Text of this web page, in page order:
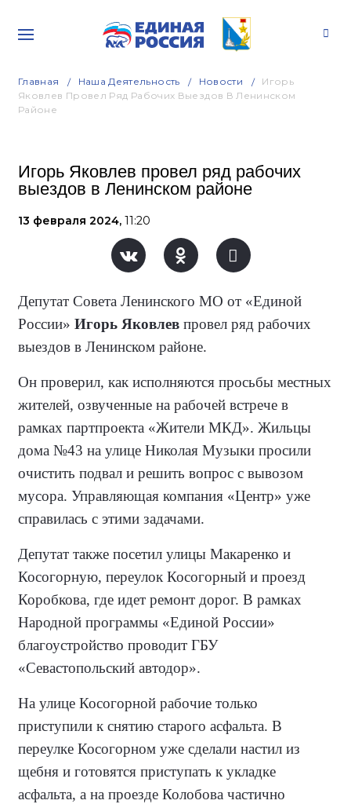
Главная Наша Деятельность Новости
Игорь
Яковлев Провел Ряд Рабочих Выездов В Ленинском
Районе
Игорь Яковлев провел ряд рабочих
выездов в Ленинском районе
13 февраля 2024, 11:20
Депутат Совета Ленинского МО от «Единой
России» Игорь Яковлев провел ряд рабочих
выездов в Ленинском районе.
Он проверил, как исполняются просьбы местных
жителей, озвученные на рабочей встрече в
рамках партпроекта «Жители МКД». Жильцы
дома №43 на улице Николая Музыки просили
очистить подвал и решить вопрос с вывозом
мусора. Управляющая компания «Центр» уже
справилась с этими задачами.
Депутат также посетил улицы Макаренко и
Косогорную, переулок Косогорный и проезд
Коробкова, где идет ремонт дорог. В рамках
Народной программы «Единой России»
благоустройство проводит ГБУ
«Севастопольский автодор».
На улице Косогорной рабочие только
приступили к снятию старого асфальта. В
переулке Косогорном уже сделали настил из
щебня и готовятся приступать к укладке
асфальта, а на проезде Колобова частично